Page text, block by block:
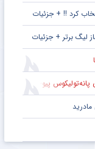
کرد !! + جزئیات
لیگ برتر + جزئیات
پانه‌تولیکوس پیوست